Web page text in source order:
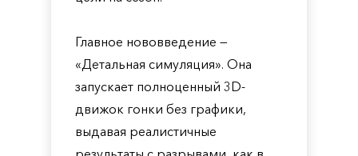
Главное нововведение —
«Детальная симуляция». Она
запускает полноценный 3D-
движок гонки без графики,
выдавая реалистичные